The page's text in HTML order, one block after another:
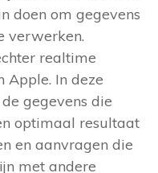
doen om gegevens
verwerken.
realtime
Apple. In deze
gegevens die
optimaal resultaat
en aanvragen die
met andere